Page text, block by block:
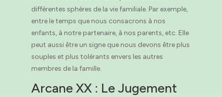
différentes sphères de la vie familiale. Par exemple,
entre le temps que nous consacrons à nos
enfants, à notre partenaire, à nos parents, etc. Elle
peut aussi être un signe que nous devons être plus
souples et plus tolérants envers les autres
membres de la famille.
Arcane XX : Le Jugement